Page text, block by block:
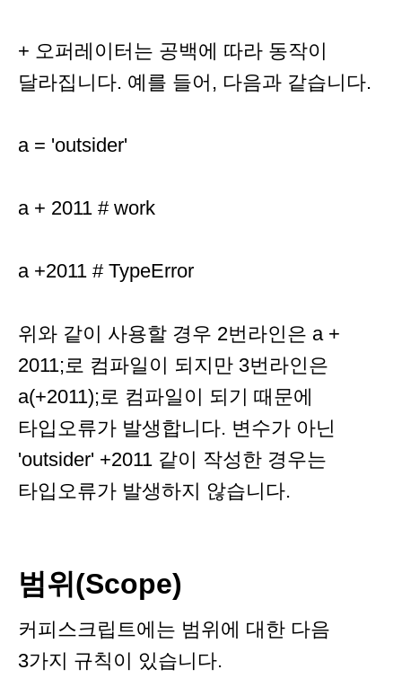
+ 오퍼레이터는 공백에 따라 동작이
달라집니다. 예를 들어, 다음과 같습니다.
a = 'outsider'
a + 2011 # work
a +2011 # TypeError
위와 같이 사용할 경우 2번라인은 a +
2011;로 컴파일이 되지만 3번라인은
a(+2011);로 컴파일이 되기 때문에
타입오류가 발생합니다. 변수가 아닌
'outsider' +2011 같이 작성한 경우는
타입오류가 발생하지 않습니다.
범위(Scope)
커피스크립트에는 범위에 대한 다음
3가지 규칙이 있습니다.